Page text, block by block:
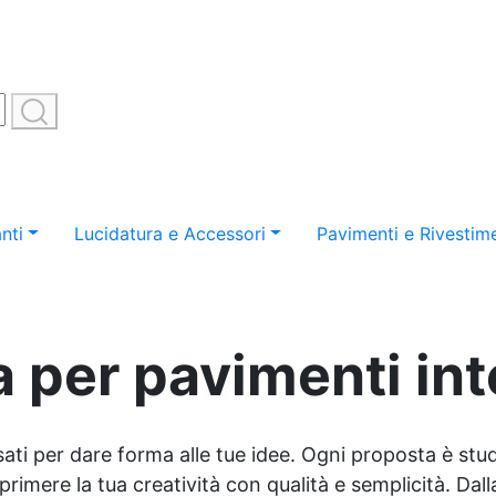
Lucidatura e Accessori Pavimenti e
per pavimenti
per dare forma alle tue idee. Ogni proposta è
la tua creatività con qualità e semplicità.